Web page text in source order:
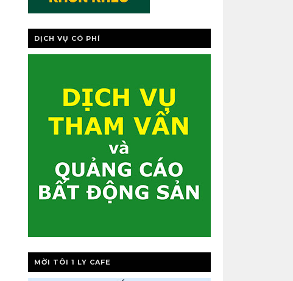
DỊCH VỤ CÓ PHÍ
MỜI TÔI 1 LY CAFE